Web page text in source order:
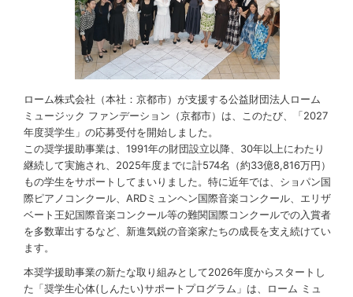
ローム株式会社（本社：京都市）が支援する公益財団法人ローム
ミュージック ファンデーション（京都市）は、このたび、「2027
年度奨学生」の応募受付を開始しました。
この奨学援助事業は、1991年の財団設立以降、30年以上にわたり
継続して実施され、2025年度までに計574名（約33億8,816万円）
もの学生をサポートしてまいりました。特に近年では、ショパン国
際ピアノコンクール、ARDミュンヘン国際音楽コンクール、エリザ
ベート王妃国際音楽コンクール等の難関国際コンクールでの入賞者
を多数輩出するなど、新進気鋭の音楽家たちの成長を支え続けてい
ます。
本奨学援助事業の新たな取り組みとして2026年度からスタートし
た「奨学生心体(しんたい)サポートプログラム」は、ローム ミュ